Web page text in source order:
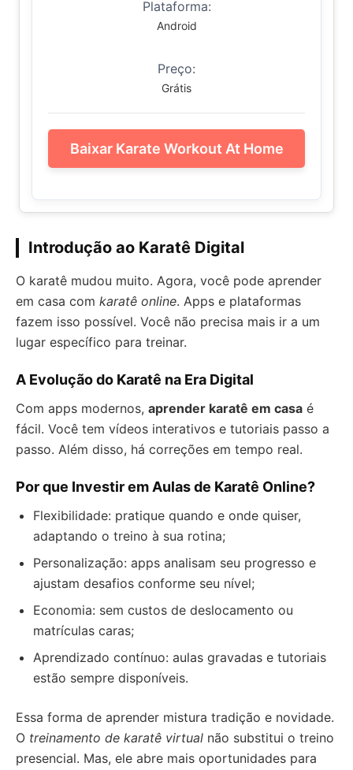
Plataforma:
Android
Preço:
Grátis
Baixar Karate Workout At Home
Introdução ao Karatê Digital
O karatê mudou muito. Agora, você pode aprender
em casa com karatê online. Apps e plataformas
fazem isso possível. Você não precisa mais ir a um
lugar específico para treinar.
A Evolução do Karatê na Era Digital
Com apps modernos, aprender karatê em casa é
fácil. Você tem vídeos interativos e tutoriais passo a
passo. Além disso, há correções em tempo real.
Por que Investir em Aulas de Karatê Online?
Flexibilidade: pratique quando e onde quiser,
adaptando o treino à sua rotina;
Personalização: apps analisam seu progresso e
ajustam desafios conforme seu nível;
Economia: sem custos de deslocamento ou
matrículas caras;
Aprendizado contínuo: aulas gravadas e tutoriais
estão sempre disponíveis.
Essa forma de aprender mistura tradição e novidade.
O treinamento de karatê virtual não substitui o treino
presencial. Mas, ele abre mais oportunidades para